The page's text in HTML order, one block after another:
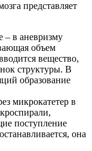
представляет
– в аневризму
объем
вещество,
структуры. В
образование
микрокатетер в
поступление
она